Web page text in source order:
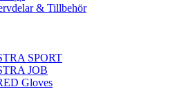
& Tillbehör
SPORT
JOB
Gloves